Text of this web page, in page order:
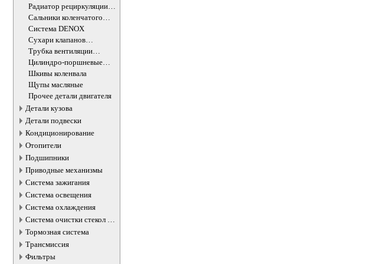
Радиатор рециркуляции
ОГ
Сальники коленчатого
вала двигателя
Система DENOX
Сухари клапанов
впускных/выпускных
Трубка вентиляции
картера
Цилиндро-поршневые
группы ДВС
Шкивы коленвала
Щупы масляные
Прочее детали двигателя
Детали кузова
Детали подвески
Кондиционирование
Отопители
Подшипники
Приводные механизмы
Система зажигания
Система освещения
Система охлаждения
Система очистки стекол и
фар
Тормозная система
Трансмиссия
Фильтры